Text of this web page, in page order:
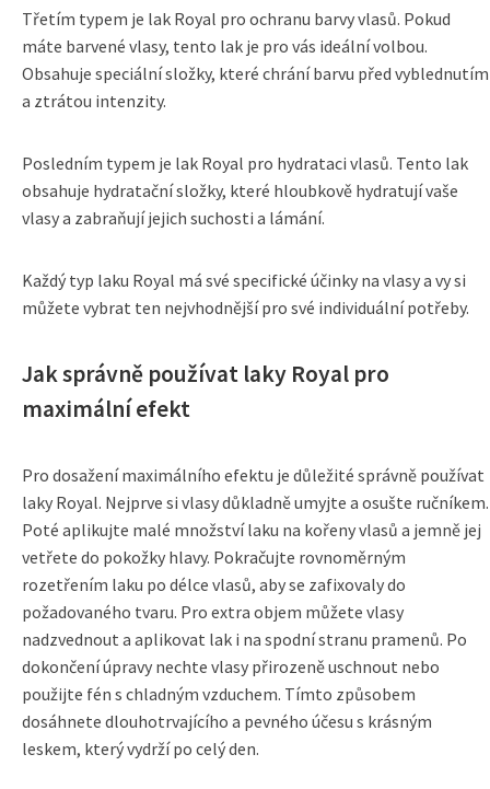
Třetím typem je lak Royal pro ochranu barvy vlasů. Pokud
máte barvené vlasy, tento lak je pro vás ideální volbou.
Obsahuje speciální složky, které chrání barvu před vyblednutím
a ztrátou intenzity.
Posledním typem je lak Royal pro hydrataci vlasů. Tento lak
obsahuje hydratační složky, které hloubkově hydratují vaše
vlasy a zabraňují jejich suchosti a lámání.
Každý typ laku Royal má své specifické účinky na vlasy a vy si
můžete vybrat ten nejvhodnější pro své individuální potřeby.
Jak správně používat laky Royal pro
maximální efekt
Pro dosažení maximálního efektu je důležité správně používat
laky Royal. Nejprve si vlasy důkladně umyjte a osušte ručníkem.
Poté aplikujte malé množství laku na kořeny vlasů a jemně jej
vetřete do pokožky hlavy. Pokračujte rovnoměrným
rozetřením laku po délce vlasů, aby se zafixovaly do
požadovaného tvaru. Pro extra objem můžete vlasy
nadzvednout a aplikovat lak i na spodní stranu pramenů. Po
dokončení úpravy nechte vlasy přirozeně uschnout nebo
použijte fén s chladným vzduchem. Tímto způsobem
dosáhnete dlouhotrvajícího a pevného účesu s krásným
leskem, který vydrží po celý den.